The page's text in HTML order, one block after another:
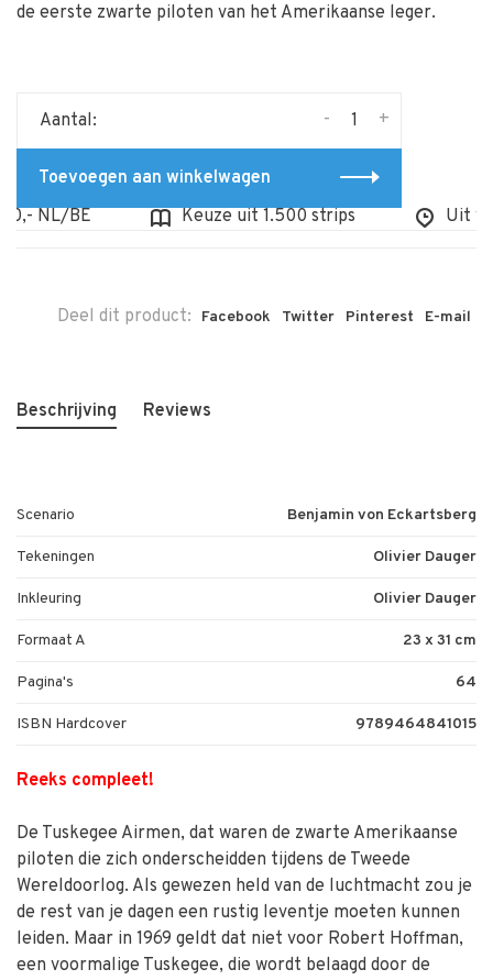
de eerste zwarte piloten van het Amerikaanse leger.
Aantal: +
-
Toevoegen aan winkelwagen
NL/BE
Keuze uit 1.500 strips Uit
Deel dit product: Facebook Twitter Pinterest E-mail
Beschrijving Reviews
Scenario Benjamin von Eckartsberg
Tekeningen Olivier Dauger
Inkleuring Olivier Dauger
Formaat A 23 x 31 cm
Pagina's 64
ISBN Hardcover 9789464841015
Reeks compleet!
De Tuskegee Airmen, dat waren de zwarte Amerikaanse
piloten die zich onderscheidden tijdens de Tweede
Wereldoorlog. Als gewezen held van de luchtmacht zou je
de rest van je dagen een rustig leventje moeten kunnen
leiden. Maar in 1969 geldt dat niet voor Robert Hoffman,
een voormalige Tuskegee, die wordt belaagd door de